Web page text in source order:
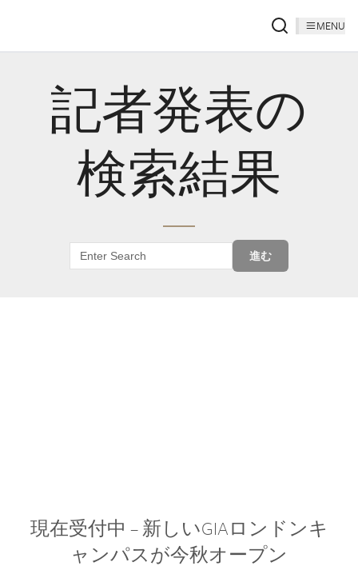
MENU
記者発表の
検索結果
進む
現在受付中 – 新しいGIAロンドンキ
ャンパスが今秋オープン